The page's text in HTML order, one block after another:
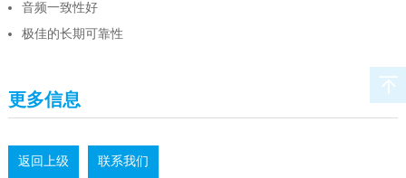
音频一致性好
极佳的长期可靠性
更多信息
返回上级 联系我们